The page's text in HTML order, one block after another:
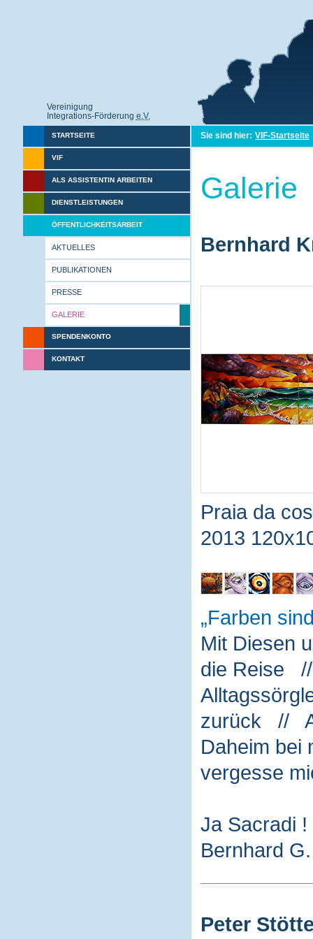
Vereinigung
Integrations-Förderung e.V.
STARTSEITE
VIF
ALS ASSISTENTIN ARBEITEN
DIENSTLEISTUNGEN
ÖFFENTLICHKEITSARBEIT
AKTUELLES
PUBLIKATIONEN
PRESSE
GALERIE
SPENDENKONTO
KONTAKT
Sie sind hier: VIF-Startseite
Galerie
Bernhard
Praia da
2013
Farben
Mit Diesen
die Reise
zurück //
Daheim
vergesse
Ja Sacradi
Bernhard
Peter